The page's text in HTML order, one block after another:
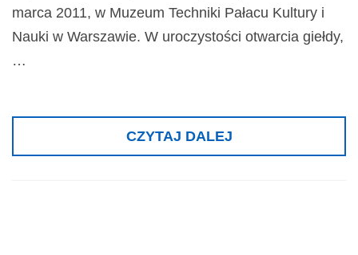
marca 2011, w Muzeum Techniki Pałacu Kultury i
Nauki w Warszawie. W uroczystości otwarcia giełdy,
…
CZYTAJ DALEJ